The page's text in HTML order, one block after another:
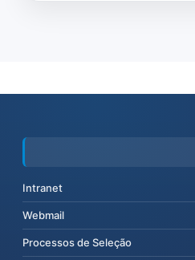
Intranet
Webmail
Processos de Seleção